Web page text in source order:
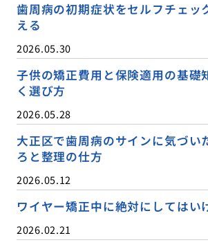
歯周病の初期症状をセルフチェッ
える
2026.05.30
子供の矯正費用と保険適用の基礎
く選び方
2026.05.28
大正区で歯周病のサインに気づい
ろと整理の仕方
2026.05.12
ワイヤー矯正中に絶対にしてはい
2026.02.21